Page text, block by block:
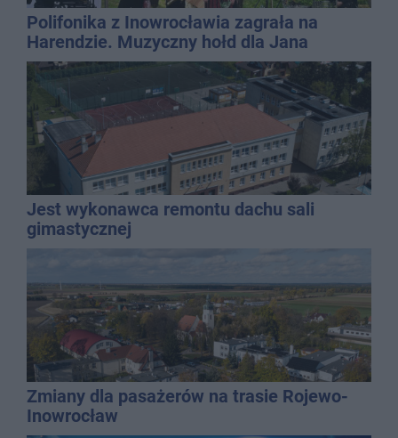
Polifonika z Inowrocławia zagrała na
Harendzie. Muzyczny hołd dla Jana
Kasprowicza
Jest wykonawca remontu dachu sali
gimastycznej
Zmiany dla pasażerów na trasie Rojewo-
Inowrocław